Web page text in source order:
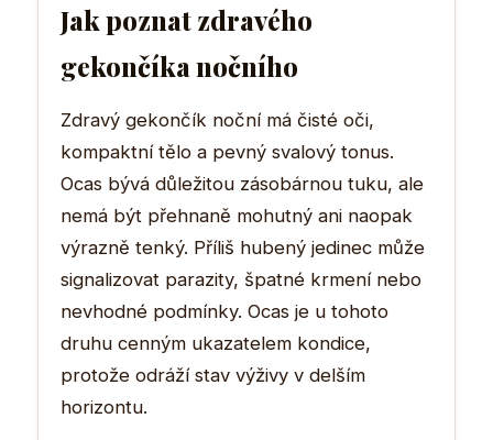
Jak poznat zdravého
gekončíka nočního
Zdravý gekončík noční má čisté oči,
kompaktní tělo a pevný svalový tonus.
Ocas bývá důležitou zásobárnou tuku, ale
nemá být přehnaně mohutný ani naopak
výrazně tenký. Příliš hubený jedinec může
signalizovat parazity, špatné krmení nebo
nevhodné podmínky. Ocas je u tohoto
druhu cenným ukazatelem kondice,
protože odráží stav výživy v delším
horizontu.